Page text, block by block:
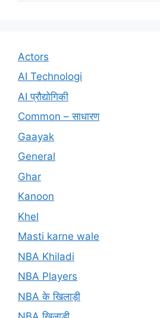
Actors
AI Technologi
AI प्रौद्योगिकी
Common – साधारण
Gaayak
General
Ghar
Kanoon
Khel
Masti karne wale
NBA Khiladi
NBA Players
NBA के खिलाड़ी